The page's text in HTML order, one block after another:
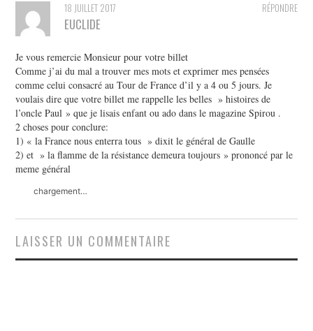
RÉPONDRE
18 JUILLET 2017
EUCLIDE
Je vous remercie Monsieur pour votre billet
Comme j’ai du mal a trouver mes mots et exprimer mes pensées
comme celui consacré au Tour de France d’il y a 4 ou 5 jours. Je
voulais dire que votre billet me rappelle les belles » histoires de
l’oncle Paul » que je lisais enfant ou ado dans le magazine Spirou .
2 choses pour conclure:
1) « la France nous enterra tous » dixit le général de Gaulle
2) et » la flamme de la résistance demeura toujours » prononcé par le
meme général
chargement…
LAISSER UN COMMENTAIRE